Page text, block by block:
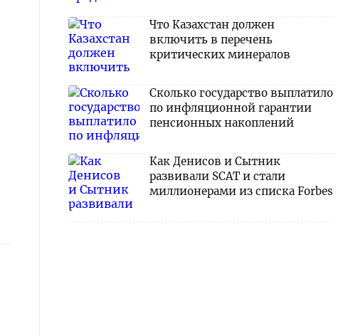
Что Казахстан должен
включить в перечень
критических минералов
Сколько государство выплатило
по инфляционной гарантии
пенсионных накоплений
Как Денисов и Сытник
развивали SCAT и стали
миллионерами из списка Forbes